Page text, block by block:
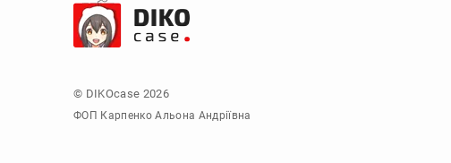
© DIKOcase 2026
ФОП Карпенко Альона Андріївна